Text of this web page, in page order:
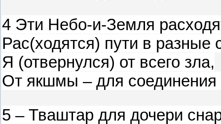
4 Эти Небо-и-Земля
Рас(ходятся) пути в разные
Я (отвернулся) от всего зла,
От якшмы – для соединения
5 – Тваштар для дочери